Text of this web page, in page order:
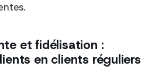
et fidélisation :
en clients réguliers